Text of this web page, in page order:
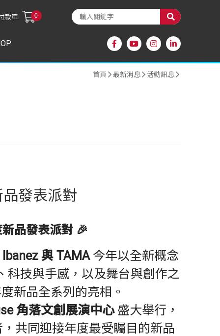
0
款單
首頁 最新消息 活動訊息
發表派對
品發表派對 🎉
Ibanez 與 TAMA今年以全新概念
技與手感，以及舞台與創作之
新品全系列的亮相。
角落文創展演中心盛大舉行，
共同迎接年度最受矚目的新品